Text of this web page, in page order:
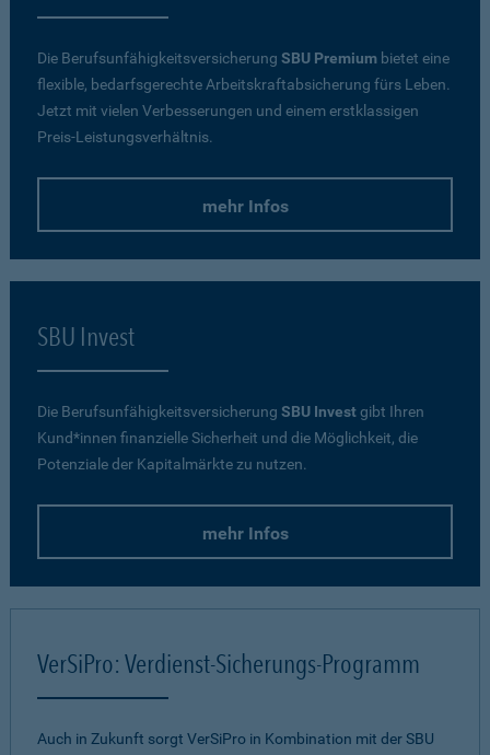
Die Berufsunfähigkeitsversicherung SBU Premium bietet eine
flexible, bedarfsgerechte Arbeitskraftabsicherung fürs Leben.
Jetzt mit vielen Verbesserungen und einem erstklassigen
Preis-Leistungsverhältnis.
mehr Infos
SBU Invest
Die Berufsunfähigkeitsversicherung SBU Investgibt Ihren
Kund*innen finanzielle Sicherheit und die Möglichkeit, die
Potenziale der Kapitalmärkte zu nutzen.
mehr Infos
VerSiPro: Verdienst-Sicherungs-Programm
Auch in Zukunft sorgt VerSiPro in Kombination mit der SBU